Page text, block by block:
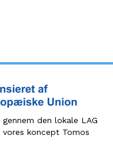
den lokale LAG
koncept Tomos